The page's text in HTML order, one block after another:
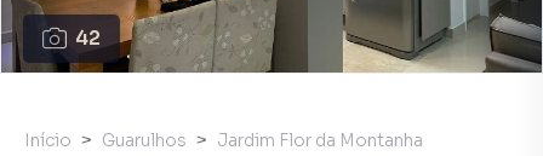
42
Início Guarulhos
Jardim Flor da Montanha